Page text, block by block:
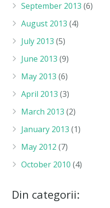
September 2013 (6)
August 2013 (4)
July 2013 (5)
June 2013 (9)
May 2013 (6)
April 2013 (3)
March 2013 (2)
January 2013 (1)
May 2012 (7)
October 2010 (4)
Din categorii: